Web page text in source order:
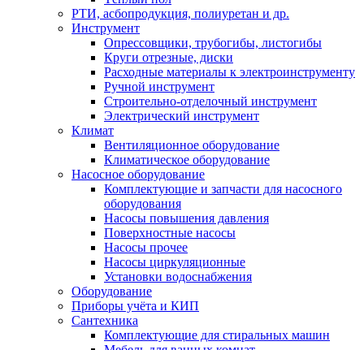
РТИ, асбопродукция, полиуретан и др.
Инструмент
Опрессовщики, трубогибы, листогибы
Круги отрезные, диски
Расходные материалы к электроинструменту
Ручной инструмент
Строительно-отделочный инструмент
Электрический инструмент
Климат
Вентиляционное оборудование
Климатическое оборудование
Насосное оборудование
Комплектующие и запчасти для насосного
оборудования
Насосы повышения давления
Поверхностные насосы
Насосы прочее
Насосы циркуляционные
Установки водоснабжения
Оборудование
Приборы учёта и КИП
Сантехника
Комплектующие для стиральных машин